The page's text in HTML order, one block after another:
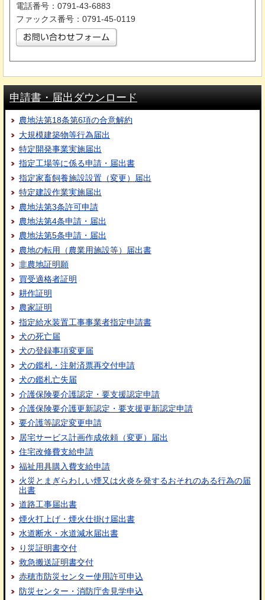
電話番号：0791-43-6883
ファックス番号：0791-45-0119
申請書・届出ダウンロード
農地法第18条第6項の合意解約
大規模建築物等行為届出
特定開発事業実施届出
指定工場等に係る申請・届出書
指定家畜飼養施設設置（変更）届出
特定建設作業実施届出
農地法第3条許可申請
農地法第4条申請・届出
農地法第5条申請・届出
農地の転用（農業用施設等）届出書
非農地証明願
買受適格者証明
耕作証明
農家証明
指定給水装置工事事業者指定申請書
犬の死亡届
犬の登録事項変更届
犬の鑑札・注射済票再交付申請
犬の鑑札亡失届
介護保険要介護認定・要支援認定申請
介護保険要介護更新認定・要支援更新認定申請
要介護等認定変更申請
居宅サービス計画作成依頼（変更）届出
住宅改修費支給申請
福祉用具購入費支給申請
火災とまぎらわしい煙又は火炎を発するおそれのある行為の届
出書
道路工事届出書
煙火打上げ・煙火仕掛け届出書
水道断水・水道減水届出書
り災証明書交付
救急搬送証明書交付
赤穂市防災センター使用許可申込
防災センター・消防庁舎見学申込